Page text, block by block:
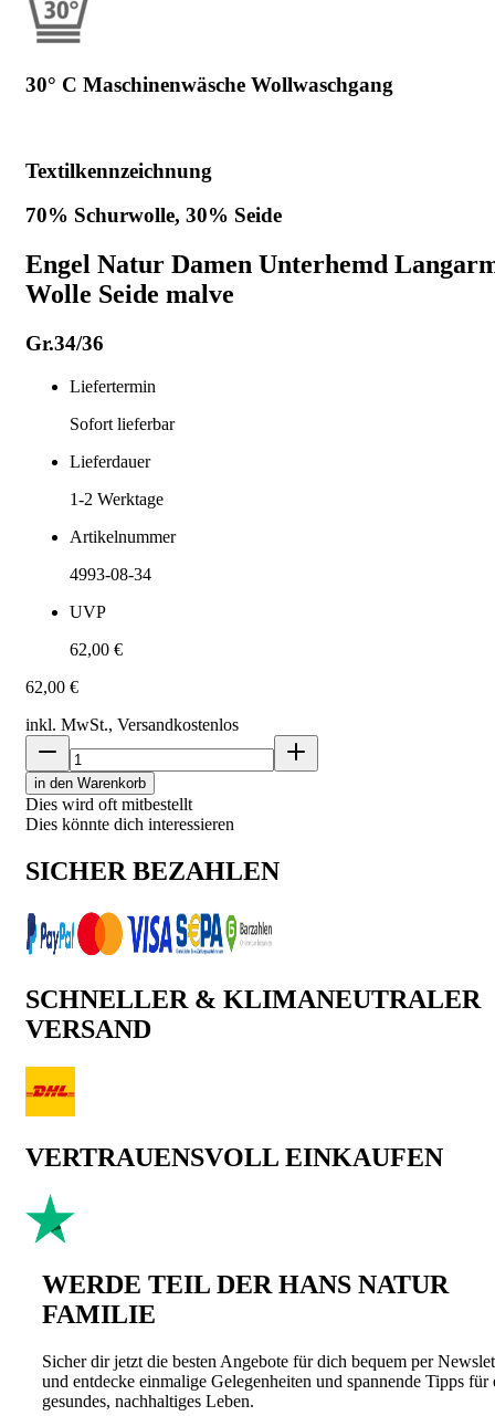
30° C Maschinenwäsche Wollwaschgang
Textilkennzeichnung
70% Schurwolle, 30% Seide
Engel Natur Damen Unterhemd
Wolle Seide malve
Gr.34/36
Liefertermin
Sofort lieferbar
Lieferdauer
1-2 Werktage
Artikelnummer
4993-08-34
UVP
62,00 €
62,00 €
inkl. MwSt., Versandkostenlos
in den Warenkorb
Dies wird oft mitbestellt
Dies könnte dich interessieren
SICHER BEZAHLEN
SCHNELLER & KLIMANEUTRALER
VERSAND
VERTRAUENSVOLL EINKAUFEN
WERDE TEIL DER HANS NATUR
FAMILIE
Sicher dir jetzt die besten Angebote für dich bequem per
und entdecke einmalige Gelegenheiten und spannende Tipps für
gesundes, nachhaltiges Leben.